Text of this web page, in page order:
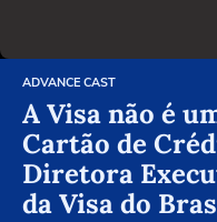
ADVANCE CAST
A Visa não é
Cartão de
Diretora
da Visa do